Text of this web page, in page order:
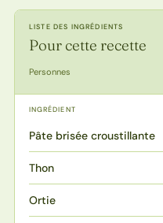
LISTE DES INGRÉDIENTS
Pour cette recette
Personnes
INGRÉDIENT
Pâte brisée croustillante
Thon
Ortie